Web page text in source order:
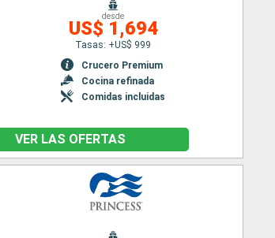
desde
US$ 1,694
Tasas: +US$ 999
Crucero Premium
Cocina refinada
Comidas incluidas
VER LAS OFERTAS